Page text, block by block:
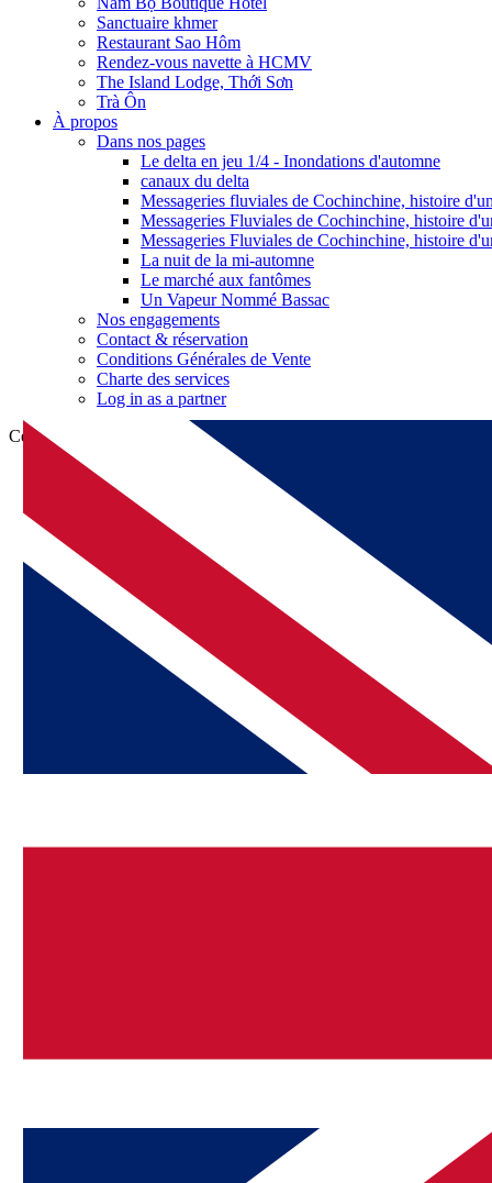
Sanctuaire khmer
Restaurant Sao Hôm
Rendez-vous navette à HCMV
The Island Lodge, Thới Sơn
Trà Ôn
À propos
Dans nos pages
Le delta en jeu 1/4 - Inondations d'automne
canaux du delta
Messageries fluviales de Cochinchine, histoire
Messageries Fluviales de Cochinchine, histoire
Messageries Fluviales de Cochinchine, histoire
La nuit de la mi-automne
Le marché aux fantômes
Un Vapeur Nommé Bassac
Nos engagements
Contact & réservation
Conditions Générales de Vente
Charte des services
Log in as a partner
Cette traduction est plus ancienne que